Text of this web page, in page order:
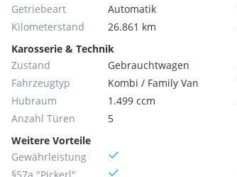
Getriebeart
Automatik
Kilometerstand
26.861 km
Karosserie & Technik
Zustand
Gebrauchtwagen
Fahrzeugtyp
Kombi / Family Van
Hubraum
1.499 ccm
Anzahl Türen
5
Weitere Vorteile
Gewährleistung